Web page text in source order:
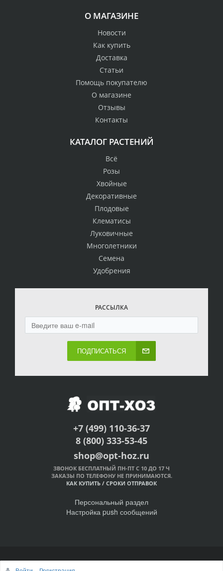
О МАГАЗИНЕ
Новости
Как купить
Доставка
Статьи
Помощь покупателю
О магазине
Отзывы
Контакты
КАТАЛОГ РАСТЕНИЙ
Всё
Розы
Хвойные
Декоративные
Плодовые
Клематисы
Луковичные
Многолетники
Семена
Удобрения
РАССЫЛКА
ПОДПИСАТЬСЯ
+7 (499) 110-36-37
8 (800) 333-53-45
shop@opt-hoz.ru
ЗВОНОК БЕСПЛАТНЫЙ ПН-ПТ С 10 ДО 17 Ч
ЗАКАЗЫ ПО ТЕЛЕФОНУ НЕ ПРИНИМАЮТСЯ.
КАК КУПИТЬ / СРОКИ ОТПРАВОК
Персональный раздел
Настройка push сообщений
© Интернет-магазин ОПТ-ХОЗ, 2011-2026